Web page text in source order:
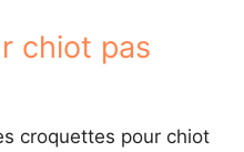
chiot pas
croquettes pour chiot